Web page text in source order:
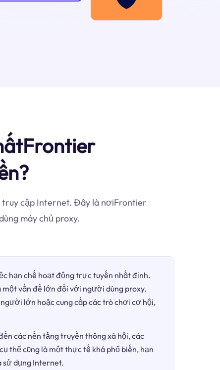
truy cập Internet. Đây là nơiFrontier
máy chủ proxy.
hạn chế hoạt động trực tuyến nhất định.
một vấn đề lớn đối với người dùng proxy.
lớn hoặc cung cấp các trò chơi cơ hội,
các nền tảng truyền thông xã hội, các
thể cũng là một thực tế khá phổ biến, hạn
sử dụng Internet.